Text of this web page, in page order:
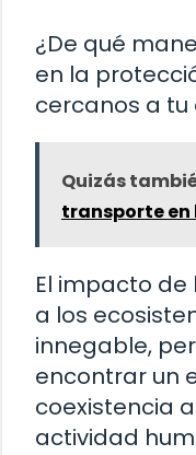
¿De qué
en la
cercanos a
Quizás
transporte
El impacto
a los
innegable,
encontrar un
coexistencia
actividad